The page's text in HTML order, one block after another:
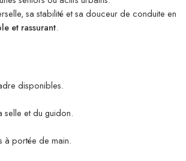
sa stabilité et sa douceur de conduite en
et rassurant.
disponibles.
selle et du guidon.
à portée de main.